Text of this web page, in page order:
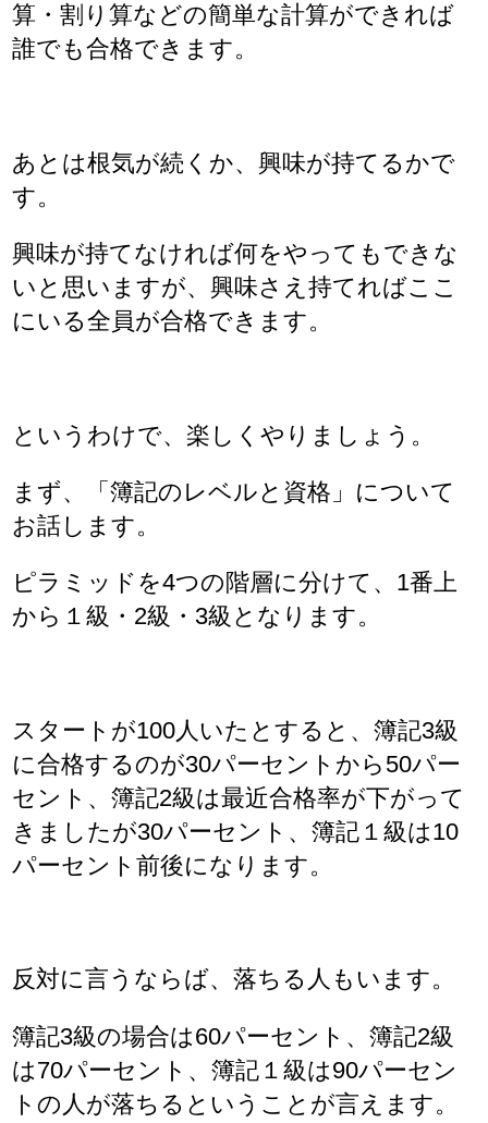
算・割り算などの簡単な計算ができれば
誰でも合格できます。
あとは根気が続くか、興味が持てるかで
す。
興味が持てなければ何をやってもできな
いと思いますが、興味さえ持てればここ
にいる全員が合格できます。
というわけで、楽しくやりましょう。
まず、「簿記のレベルと資格」について
お話します。
ピラミッドを4つの階層に分けて、1番上
から１級・2級・3級となります。
スタートが100人いたとすると、簿記3級
に合格するのが30パーセントから50パー
セント、簿記2級は最近合格率が下がって
きましたが30パーセント、簿記１級は10
パーセント前後になります。
反対に言うならば、落ちる人もいます。
簿記3級の場合は60パーセント、簿記2級
は70パーセント、簿記１級は90パーセン
トの人が落ちるということが言えます。